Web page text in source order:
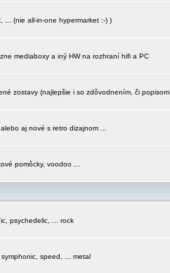
... (nie all-in-one hypermarket :-) )
mediaboxy a iný HW na rozhraní hifi a PC
zostavy (najlepšie i so zdôvodnením, či
aj nové s retro dizajnom ...
pomôcky, voodoo ...
psychedelic, ... rock
speed, ... metal